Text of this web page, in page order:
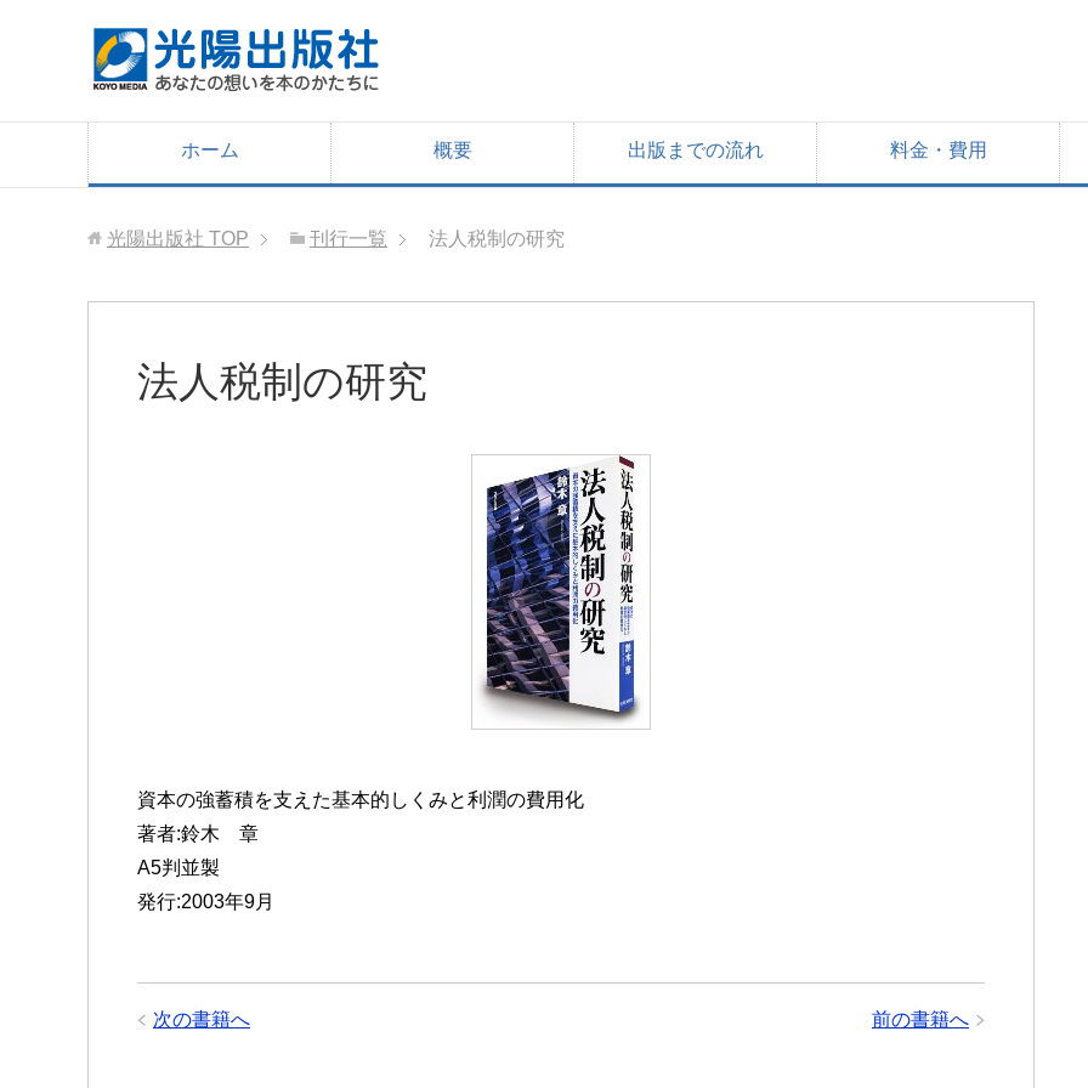
ホーム 概要 出版までの流れ 料金・費用
光陽出版社 TOP 刊行一覧 法人税制の研究
法人税制の研究
資本の強蓄積を支えた基本的しくみと利潤の費用化
著者:鈴木 章
A5判並製
発行:2003年9月
前の書籍へ
次の書籍へ